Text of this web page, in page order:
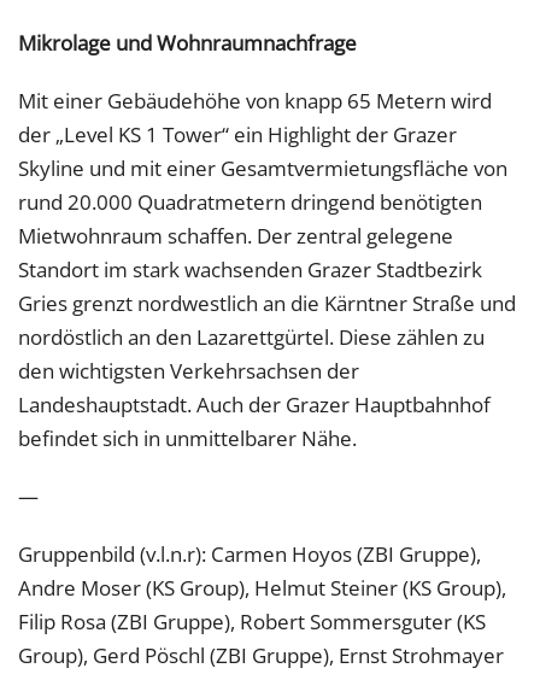
Mikrolage und Wohnraumnachfrage
Mit einer Gebäudehöhe von knapp 65 Metern wird
der „Level KS 1 Tower“ ein Highlight der Grazer
Skyline und mit einer Gesamtvermietungsfläche von
rund 20.000 Quadratmetern dringend benötigten
Mietwohnraum schaffen. Der zentral gelegene
Standort im stark wachsenden Grazer Stadtbezirk
Gries grenzt nordwestlich an die Kärntner Straße und
nordöstlich an den Lazarettgürtel. Diese zählen zu
den wichtigsten Verkehrsachsen der
Landeshauptstadt. Auch der Grazer Hauptbahnhof
befindet sich in unmittelbarer Nähe.
—
Gruppenbild (v.l.n.r): Carmen Hoyos (ZBI Gruppe),
Andre Moser (KS Group), Helmut Steiner (KS Group),
Filip Rosa (ZBI Gruppe), Robert Sommersguter (KS
Group), Gerd Pöschl (ZBI Gruppe), Ernst Strohmayer